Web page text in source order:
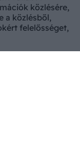
közlésére,
a közlésből,
felelősséget,